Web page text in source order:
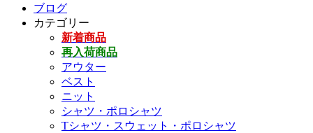
ブログ
カテゴリー
新着商品
再入荷商品
アウター
ベスト
ニット
シャツ・ポロシャツ
Tシャツ・スウェット・ポロシャツ